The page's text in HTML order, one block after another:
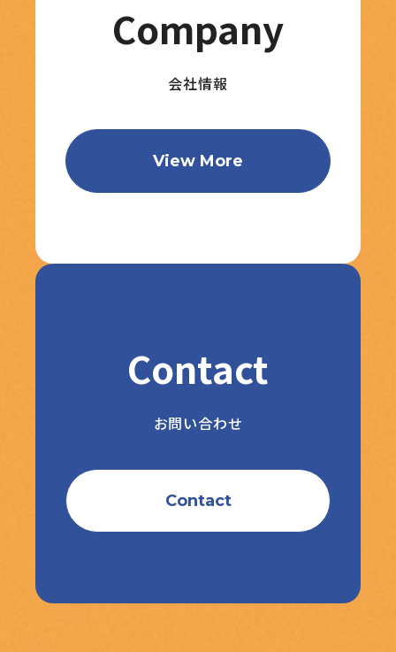
Company
会社情報
View More
Contact
お問い合わせ
Contact